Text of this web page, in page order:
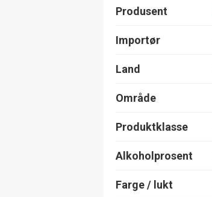
Produsent
Importør
Land
Område
Produktklasse
Alkoholprosent
Farge / lukt